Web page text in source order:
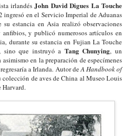
irlandésJohn David Digues La Touche
ingresó en el Servicio Imperial de Aduanas
estancia en Asia realizó observaciones
y publicó numerosos artículos en
durante su estancia en Fujian La Touche
sino que instruyó a Tang Chunying, un
en la preparación de especímenes
a Irlanda. Autor deA Handbook of
de aves de China al Museo Louis
Harvard.